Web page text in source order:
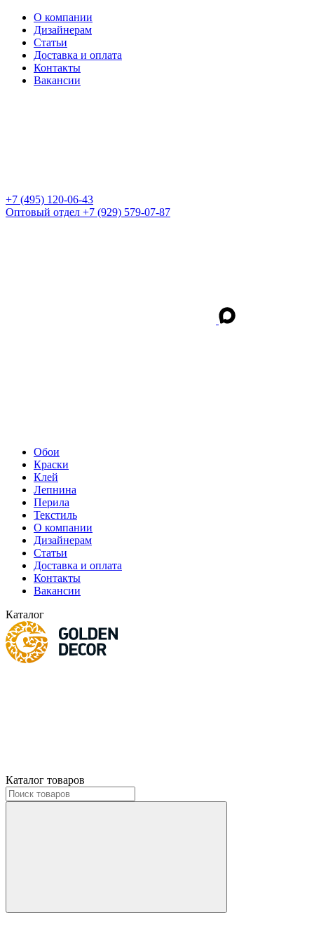
О компании
Дизайнерам
Статьи
Доставка и оплата
Контакты
Вакансии
+7 (495) 120-06-43
Оптовый отдел +7 (929) 579-07-87
Обои
Краски
Клей
Лепнина
Перила
Текстиль
О компании
Дизайнерам
Статьи
Доставка и оплата
Контакты
Вакансии
Каталог
Каталог товаров